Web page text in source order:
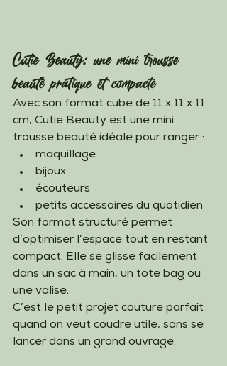
Cutie Beauty: une mini trousse
beauté pratique et compacte
Avec son format cube de 11 x 11 x 11
cm, Cutie Beauty est une mini
trousse beauté idéale pour ranger :
maquillage
bijoux
écouteurs
petits accessoires du quotidien
Son format structuré permet
d’optimiser l’espace tout en restant
compact. Elle se glisse facilement
dans un sac à main, un tote bag ou
une valise.
C’est le petit projet couture parfait
quand on veut coudre utile, sans se
lancer dans un grand ouvrage.